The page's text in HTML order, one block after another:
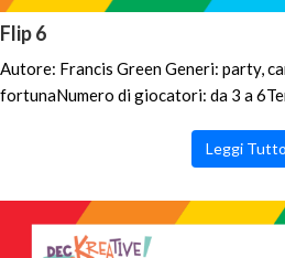
Flip 6
Autore: Francis Green Generi: party,
fortunaNumero di giocatori: da 3 a
Leggi Tutto